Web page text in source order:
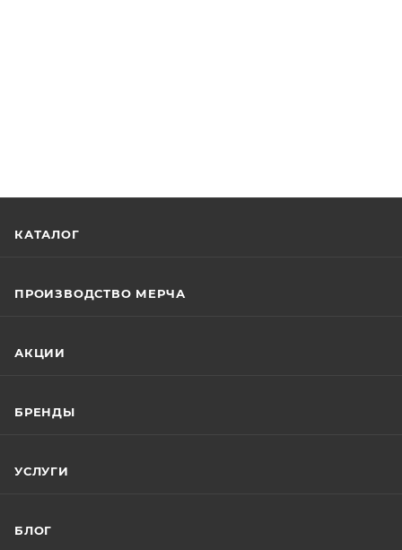
КАТАЛОГ
ПРОИЗВОДСТВО МЕРЧА
АКЦИИ
БРЕНДЫ
УСЛУГИ
БЛОГ